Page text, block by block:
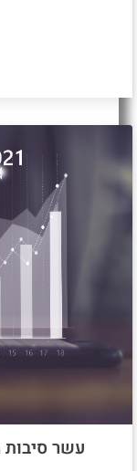
עשר